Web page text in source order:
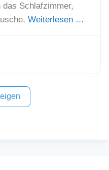
Schlafzimmer,
Weiterlesen …